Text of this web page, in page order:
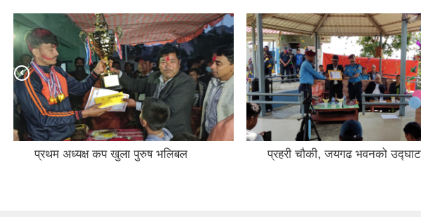
प्रथम अध्यक्ष कप खुला पुरुष भलिबल प्रहरी चौकी, जयगढ भवनको